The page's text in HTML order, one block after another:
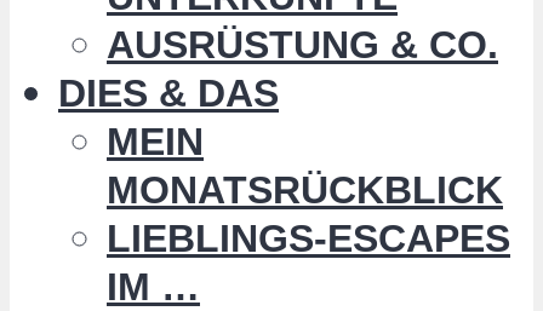
AUSRÜSTUNG & CO.
DIES & DAS
MEIN
MONATSRÜCKBLICK
LIEBLINGS-ESCAPES
IM …